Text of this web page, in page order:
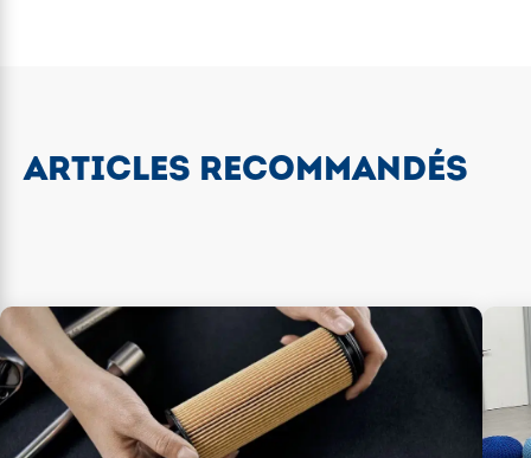
ARTICLES RECOMMANDÉS